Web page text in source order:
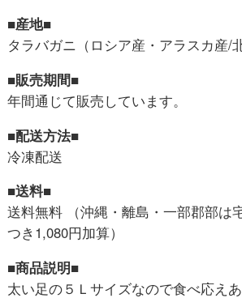
■産地■
タラバガニ（ロシア産・アラスカ産/
■販売期間■
年間通じて販売しています。
■配送方法■
冷凍配送
■送料■
送料無料 （沖縄・離島・一部郡部は
つき1,080円加算）
■商品説明■
太い足の５Ｌサイズなので食べ応え